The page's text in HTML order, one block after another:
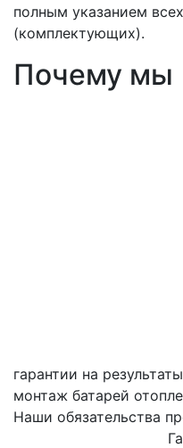
полным указанием
(комплектующих).
Почему мы
гарантии на
монтаж батарей
Наши обязательства